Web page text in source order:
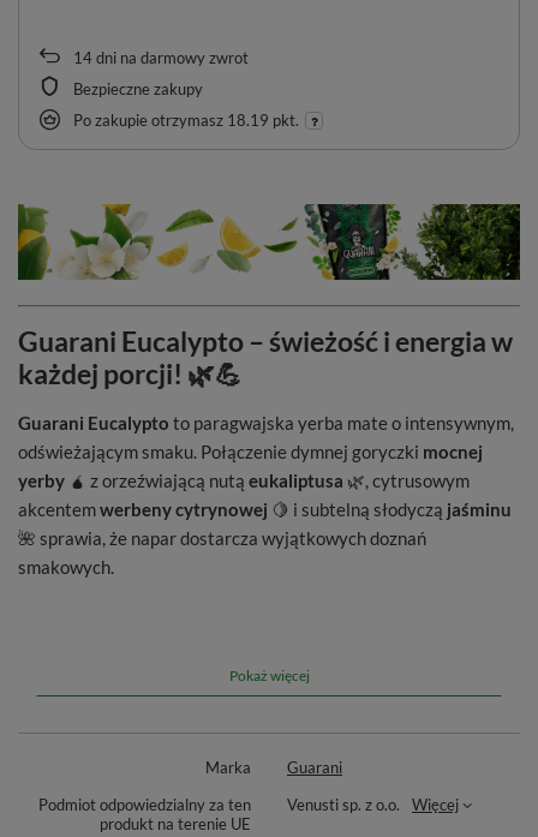
14dni na darmowy zwrot
Bezpieczne zakupy
Po zakupie otrzymasz 18.19 pkt.
Guarani Eucalypto – świeżość i energia w
każdej porcji! 🌿💪
Guarani Eucalypto to paragwajska yerba mate o intensywnym,
odświeżającym smaku. Połączenie dymnej goryczki mocnej
yerby 🧉 z orzeźwiającą nutą eukaliptusa 🌿, cytrusowym
akcentemwerbeny cytrynowej 🍋 i subtelną słodyczą jaśminu
🌺 sprawia, że napar dostarcza wyjątkowych doznań
smakowych.
wzbogaca napar o cenne właściwości, a całość tworzy
harmonijną, ziołowo-cytrusową kompozycję.
Pokaż więcej
Marka
Guarani
Podmiot odpowiedzialny za ten
produkt na terenie UE
Venusti sp. z o.o. Więcej